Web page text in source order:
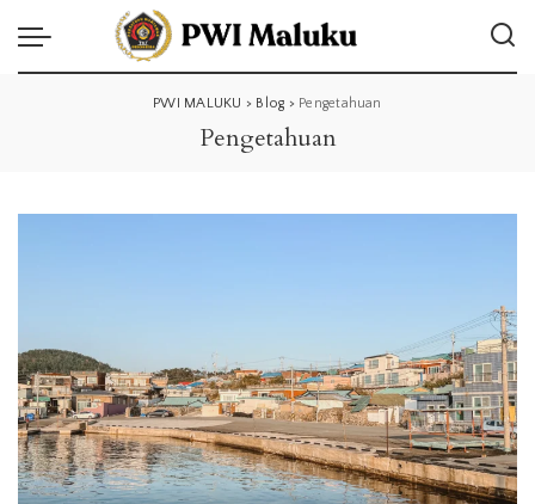
PWI MALUKU > Blog > Pengetahuan
Pengetahuan